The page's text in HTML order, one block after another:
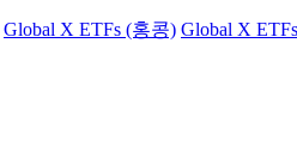
Global X ETFs (홍콩) Global X